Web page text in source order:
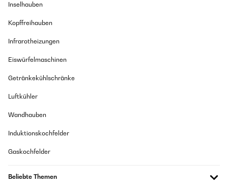
Inselhauben
Kopffreihauben
Infrarotheizungen
Eiswürfelmaschinen
Getränkekühlschränke
Luftkühler
Wandhauben
Induktionskochfelder
Gaskochfelder
Beliebte Themen